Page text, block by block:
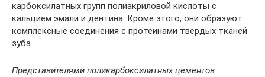
карбоксилатных групп полиакриловой кислоты с
кальцием эмали и дентина. Кроме этого, они образуют
комплексные соединения с протеинами твердых тканей
зуба.
Представителями поликарбоксилатных цементов